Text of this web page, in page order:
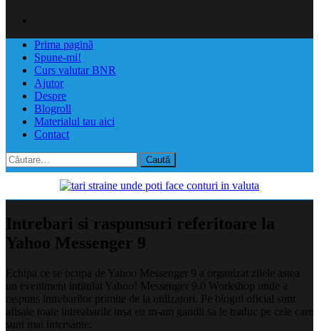
Prima pagină
Spune-mi!
Curs valutar BNR
Ajutor
Despre
Blogroll
Materialul tau aici
Contact
Caută
după:
Intrebari si raspunsuri referitoare la
Yahoo Messenger 9
Echipa ce se ocupa de Yahoo Messenger 9 a organizat zilele astea
un eveniment intitulat Yahoo! Messenger 9.0 Workshop unde a
raspuns intrebarilor primite de la utilizatori. Pe blogul oficial sunt
afisate toate intreabarile insa eu m-am gandit sa le traduc pe cele care
sunt mai intersante: